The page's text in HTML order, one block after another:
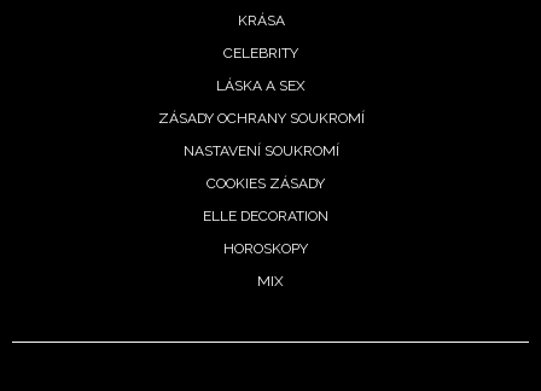
Chcete navíc dostávat i další zajímavé a exkluzivní
informace od našich partnerů? Pokud souhlasíte se
zpracováním údajů k tomuto účelu podle
KRÁSA
CELEBRITY
LÁSKA A SEX
ZÁSADY OCHRANY SOUKROMÍ
NASTAVENÍ SOUKROMÍ
COOKIES ZÁSADY
ELLE DECORATION
HOROSKOPY
MIX